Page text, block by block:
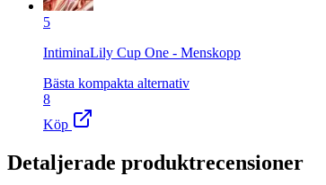
5
IntiminaLily Cup One - Menskopp
Bästa kompakta alternativ
8
Köp
Detaljerade produktrecensioner